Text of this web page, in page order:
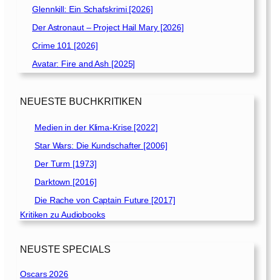
Glennkill: Ein Schafskrimi [2026]
Der Astronaut – Project Hail Mary [2026]
Crime 101 [2026]
Avatar: Fire and Ash [2025]
NEUESTE BUCHKRITIKEN
Medien in der Klima-Krise [2022]
Star Wars: Die Kundschafter [2006]
Der Turm [1973]
Darktown [2016]
Die Rache von Captain Future [2017]
Kritiken zu Audiobooks
NEUSTE SPECIALS
Oscars 2026